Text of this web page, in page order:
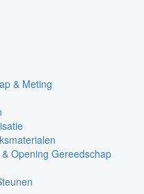
& Meting
Opening Gereedschap